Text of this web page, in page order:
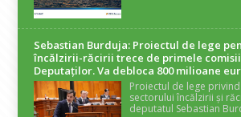
Sebastian Burduja: Proiectul de lege
încălzirii-răcirii trece de primele comisii
Deputaților. Va debloca 800 milioane
Proiectul de lege
sectorului încălzirii și
deputatul Sebastian